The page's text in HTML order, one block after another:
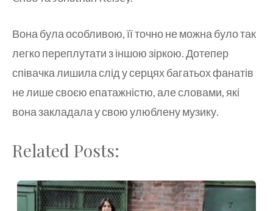
Вона була особливою, її точно не можна було так
легко переплутати з іншою зіркою. Дотепер
співачка лишила слід у серцях багатьох фанатів
не лише своєю епатажністю, але словами, які
вона закладала у свою улюблену музику.
Related Posts: